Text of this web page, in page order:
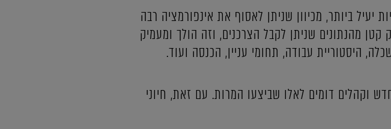
יעיל ביותר, מכיוון שניתן לאסוף את אינפורמציה רבה
מהנתונים שניתן לקבל הצרכנים, וזה הולך ומעמיק
היסטוריית עבודה, תחומי עניין, הכנסה ועוד.
וקהלים דומים לאלו שביצעו המרות. עם זאת, חיוני